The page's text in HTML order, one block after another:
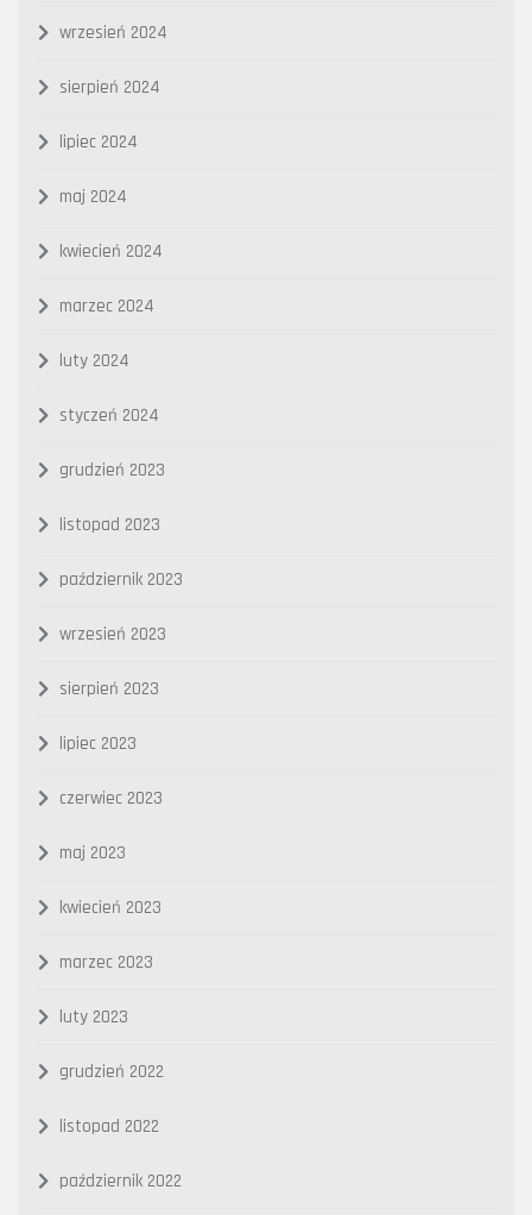
wrzesień 2024
sierpień 2024
lipiec 2024
maj 2024
kwiecień 2024
marzec 2024
luty 2024
styczeń 2024
grudzień 2023
listopad 2023
październik 2023
wrzesień 2023
sierpień 2023
lipiec 2023
czerwiec 2023
maj 2023
kwiecień 2023
marzec 2023
luty 2023
grudzień 2022
listopad 2022
październik 2022